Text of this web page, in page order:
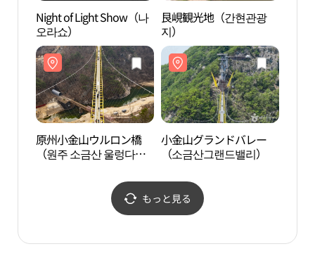
Night of Light Show（나
오라쇼）
艮峴観光地（간현관광
지）
原州小金山ウルロン橋
（원주 소금산 울렁다
小金山グランドバレー
（소금산그랜드밸리）
もっと見る